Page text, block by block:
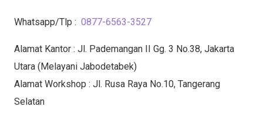
Whatsapp/Tlp : 0877-6563-3527
Alamat Kantor : Jl. Pademangan II Gg. 3 No.38, Jakarta
Utara (Melayani Jabodetabek)
Alamat Workshop : Jl. Rusa Raya No.10, Tangerang
Selatan